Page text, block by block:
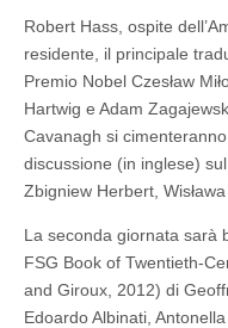
Robert Hass, ospite
residente, il principale
Premio Nobel Czesław
Hartwig e Adam
Cavanagh si
discussione (in inglese)
Zbigniew Herbert,
La seconda giornata sarà
FSG Book of Twentieth-
and Giroux, 2012) di
Edoardo Albinati,